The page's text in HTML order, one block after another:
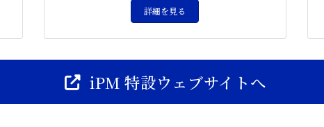
詳細を見る
iPM 特設ウェブサイトへ